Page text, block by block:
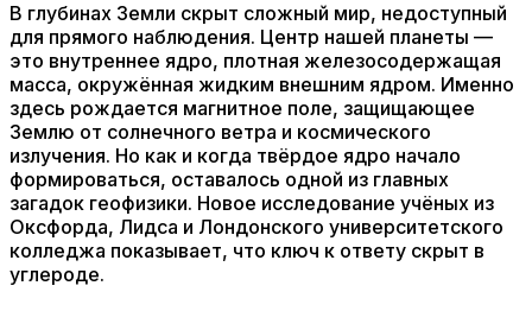
В глубинах Земли скрыт сложный мир, недоступный
для прямого наблюдения. Центр нашей планеты —
это внутреннее ядро, плотная железосодержащая
масса, окружённая жидким внешним ядром. Именно
здесь рождается магнитное поле, защищающее
Землю от солнечного ветра и космического
излучения. Но как и когда твёрдое ядро начало
формироваться, оставалось одной из главных
загадок геофизики. Новое исследование учёных из
Оксфорда, Лидса и Лондонского университетского
колледжа показывает, что ключ к ответу скрыт в
углероде.